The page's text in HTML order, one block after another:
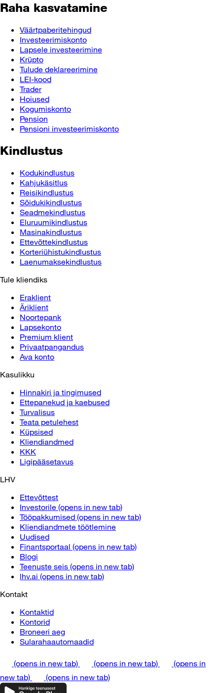
Raha kasvatamine
Väärtpaberitehingud
Investeerimiskonto
Lapsele investeerimine
Krüpto
Tulude deklareerimine
LEI-kood
Trader
Hoiused
Kogumiskonto
Pension
Pensioni investeerimiskonto
Kindlustus
Kodukindlustus
Kahjukäsitlus
Reisikindlustus
Sõidukikindlustus
Seadmekindlustus
Eluruumikindlustus
Masinakindlustus
Ettevõttekindlustus
Korteriühistukindlustus
Laenumaksekindlustus
Tule kliendiks
Eraklient
Äriklient
Noortepank
Lapsekonto
Premium klient
Privaatpangandus
Ava konto
Kasulikku
Hinnakiri ja tingimused
Ettepanekud ja kaebused
Turvalisus
Teata petulehest
Küpsised
Kliendiandmed
KKK
Ligipääsetavus
LHV
Ettevõttest
Investorile (opens in new tab)
Tööpakkumised (opens in new tab)
Kliendiandmete töötlemine
Uudised
Finantsportaal (opens in new tab)
Blogi
Teenuste seis (opens in new tab)
lhv.ai (opens in new tab)
Kontakt
Kontaktid
Kontorid
Broneeri aeg
Sularahaautomaadid
(opens in new tab) (opens in new tab)
(opens in
new tab)
(opens in new tab)